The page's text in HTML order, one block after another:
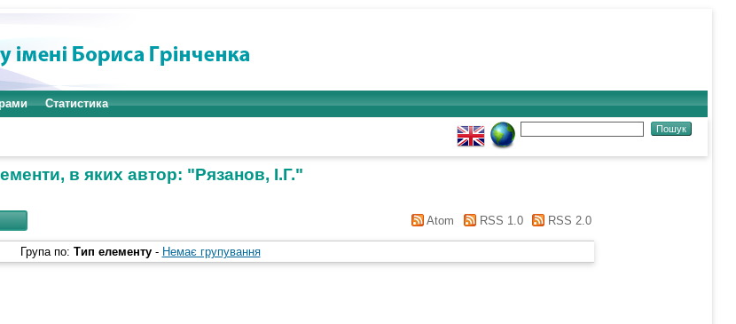
Статистика
в яких автор: "Рязанов, І.Г."
Atom RSS 1.0 RSS 2.0
Група по: Тип елементу - Немає групування